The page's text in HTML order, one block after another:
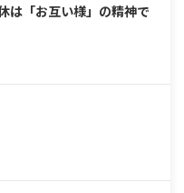
「お互い様」の精神で